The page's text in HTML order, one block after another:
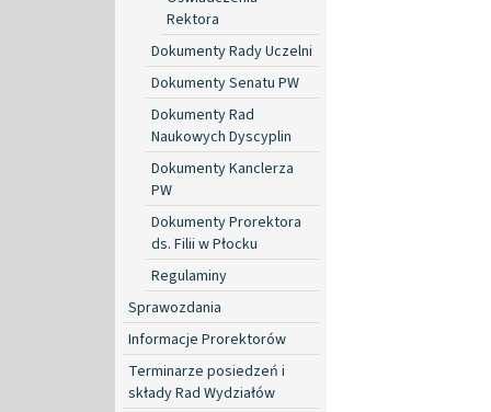
Rektora
Dokumenty Rady Uczelni
Dokumenty Senatu PW
Dokumenty Rad
Naukowych Dyscyplin
Dokumenty Kanclerza
PW
Dokumenty Prorektora
ds. Filii w Płocku
Regulaminy
Sprawozdania
Informacje Prorektorów
Terminarze posiedzeń i
składy Rad Wydziałów